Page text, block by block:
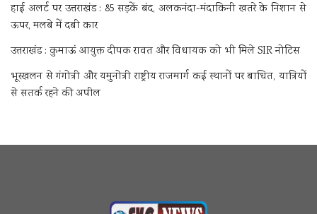
हाई अलर्ट पर उत्तराखंड : 85 सड़कें बंद, अलकनंदा-मंदाकिनी खतरे के निशान से
ऊपर, मलबे में दबी कार
उत्तराखंड : कुमाऊं आयुक्त दीपक रावत और विधायक को भी मिले SIR नोटिस
भूस्खलन से गंगोत्री और यमुनोत्री राष्ट्रीय राजमार्ग कई स्थानों पर बाधित, यात्रियों
से सतर्क रहने की अपील